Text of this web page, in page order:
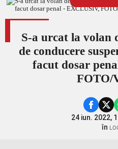
S-a urcat la volan
de conducere
facut dosar
FOTO/
24 iun. 2022,
în